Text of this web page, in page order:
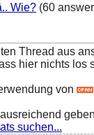
Wie? (60
Thread aus
hier nichts
von
suchen...